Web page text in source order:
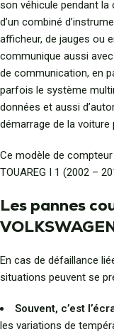
son véhicule pendant
d’un combiné
afficheur, de jauges ou
communique aussi
de communication, en
parfois le système
données et aussi
démarrage de la voiture
Ce modèle de
TOUAREG I 1 (2002 –
Les pannes
En cas de défaillance
situations peuvent se
Souvent, c’est
les variations de